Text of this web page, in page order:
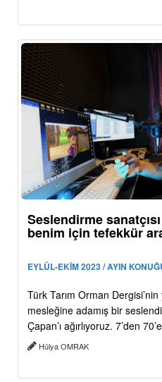
Seslendirme
benim için tefekkür
EYLÜL-EKİM 2023 / AYIN
Türk Tarım Orman Dergisi’nin
mesleğine adamış bir
Çapan’ı ağırlıyoruz. 7’den
Hülya OMRAK